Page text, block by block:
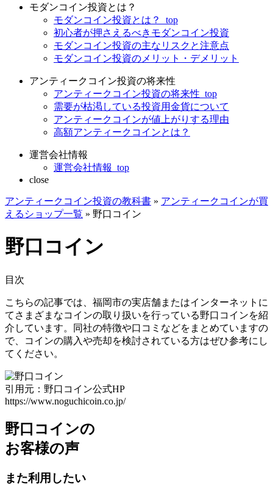
モダンコイン投資とは？
モダンコイン投資とは？_top
初心者が押さえるべきモダンコイン投資
モダンコイン投資の主なリスクと注意点
モダンコイン投資のメリット・デメリット
アンティークコイン投資の将来性
アンティークコイン投資の将来性_top
需要が枯渇している投資用金貨について
アンティークコインが値上がりする理由
高額アンティークコインとは？
運営会社情報
運営会社情報_top
close
アンティークコイン投資の教科書 » アンティークコインが買
えるショップ一覧 » 野口コイン
野口コイン
目次
こちらの記事では、福岡市の実店舗またはインターネットに
てさまざまなコインの取り扱いを行っている野口コインを紹
介しています。同社の特徴や口コミなどをまとめていますの
で、コインの購入や売却を検討されている方はぜひ参考にし
てください。
引用元：野口コイン公式HP
https://www.noguchicoin.co.jp/
野口コインの
お客様の声
また利用したい